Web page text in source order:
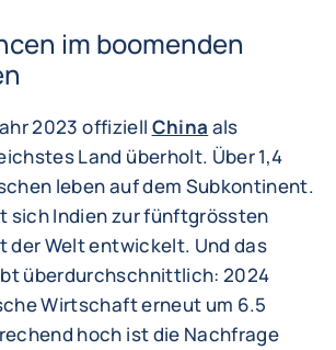
im boomenden
2023 offiziell China als
Land überholt. Über 1,4
leben auf dem Subkontinent.
sich Indien zur fünftgrössten
der Welt entwickelt. Und das
überdurchschnittlich: 2024
Wirtschaft erneut um 6.5
hoch ist die Nachfrage